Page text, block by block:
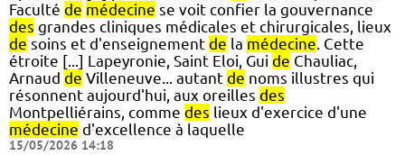
Faculté de médecine se voit confier la gouvernance
des grandes cliniques médicales et chirurgicales, lieux
de soins et d'enseignement de la médecine. Cette
étroite [...] Lapeyronie, Saint Eloi, Gui de Chauliac,
Arnaud de Villeneuve... autant de noms illustres qui
résonnent aujourd'hui, aux oreilles des
Montpelliérains, comme des lieux d'exercice d'une
médecine d'excellence à laquelle
15/05/2026 14:18